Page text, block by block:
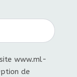
www.ml-
de